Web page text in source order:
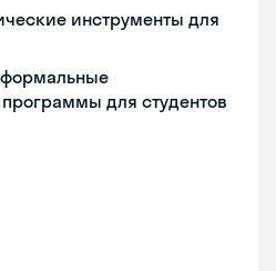
инструменты для
для студентов